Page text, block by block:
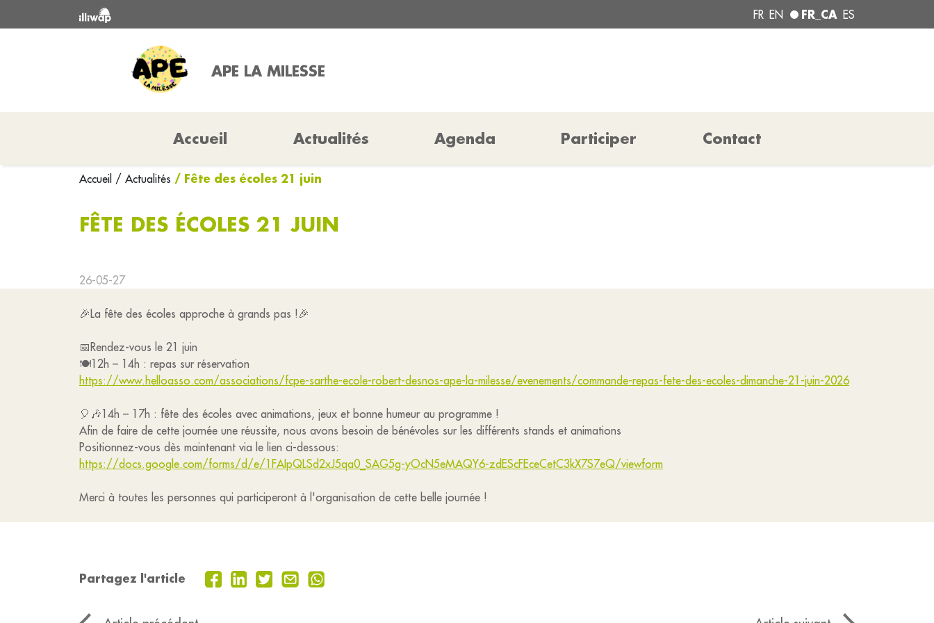
FR EN FR_CA ES
APE LA MILESSE
Accueil Actualités Agenda Participer Contact
Accueil / Actualités / Fête des écoles 21 juin
FÊTE DES ÉCOLES 21 JUIN
26-05-27
🎉La fête des écoles approche à grands pas !🎉
📅Rendez-vous le 21 juin
🍽12h – 14h : repas sur réservation
https://www.helloasso.com/associations/fcpe-sarthe-ecole-robert-desnos-ape-la-milesse/evenements/commande-repas-fete-des-ecoles-dimanche-21-juin-2026
🎈🎶14h – 17h : fête des écoles avec animations, jeux et bonne humeur au programme !
Afin de faire de cette journée une réussite, nous avons besoin de bénévoles sur les différents stands et animations
Positionnez-vous dès maintenant via le lien ci-dessous:
https://docs.google.com/forms/d/e/1FAIpQLSd2xJ5qa0_SAG5g-yOcN5eMAQY6-zdEScFEceCetC3kX7S7eQ/viewform
Merci à toutes les personnes qui participeront à l'organisation de cette belle journée !
Partagez l'article